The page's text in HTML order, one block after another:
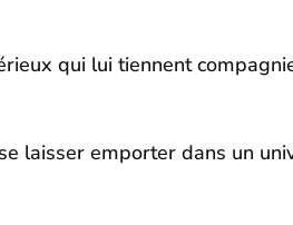
qui lui tiennent
laisser emporter dans un